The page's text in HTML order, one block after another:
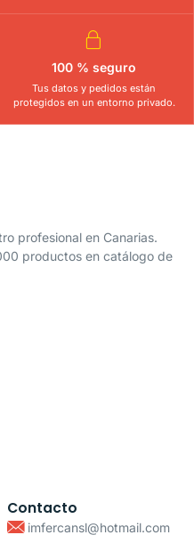
100 % seguro
Tus datos y pedidos están
protegidos en un entorno privado.
profesional en Canarias.
productos en catálogo de
Contacto
imfercansl@hotmail.com